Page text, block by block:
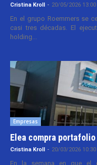
Cristina Kroll - 20/05/2026 13:00
En el grupo Roemmers se
casi tres décadas. El
holding...
Empresas
Elea compra
Cristina Kroll - 20/03/2026 10:30
En la semana en que el